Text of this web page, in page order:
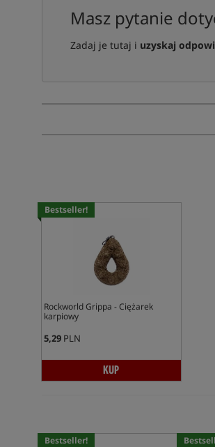
Masz pytanie
Zadaj je tutaj i uzyskaj
Bestseller!
Rockworld Grippa - Ciężarek
karpiowy
5,29PLN
KUP
Bestseller!